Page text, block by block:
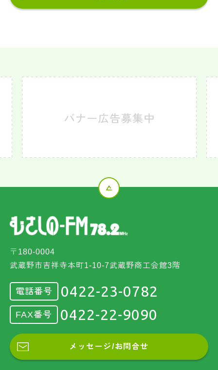
〒180-0004
武蔵野市吉祥寺本町1-10-7武蔵野商工会館3階
電話番号 0422-23-0782
FAX番号 0422-22-9090
メッセージ/お問合せ